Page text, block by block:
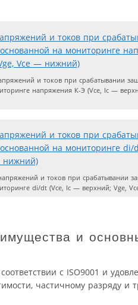
и токов при срабатывании
напряжения К-Э (Vce, Ic —
и токов при срабатывании
di/dt (Vce, Ic — верхний; Vge,
и
с ISO9001 и
частичному разряду